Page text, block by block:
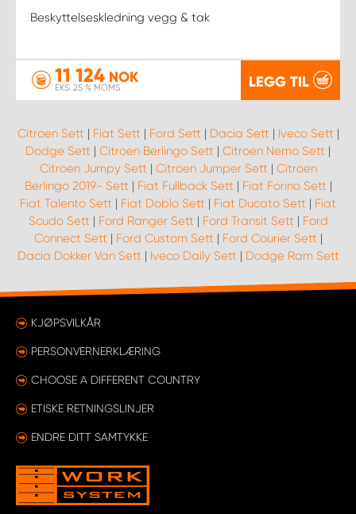
Beskyttelseskledning vegg & tak
11 124 NOK
EKS. 25 % MOMS LEGG TIL
Citroen Sett | Fiat Sett | Ford Sett | Dacia Sett | Iveco Sett |
Dodge Sett | Citroen Berlingo Sett | Citroen Nemo Sett |
Citroen Jumpy Sett | Citroen Jumper Sett | Citroen
Berlingo 2019- Sett | Fiat Fullback Sett | Fiat Forino Sett |
Fiat Talento Sett | Fiat Doblo Sett | Fiat Ducato Sett | Fiat
Scudo Sett | Ford Ranger Sett | Ford Transit Sett | Ford
Connect Sett | Ford Custom Sett | Ford Courier Sett |
Dacia Dokker Van Sett | Iveco Daily Sett | Dodge Ram Sett
KJØPSVILKÅR
PERSONVERNERKLÆRING
CHOOSE A DIFFERENT COUNTRY
ETISKE RETNINGSLINJER
ENDRE DITT SAMTYKKE